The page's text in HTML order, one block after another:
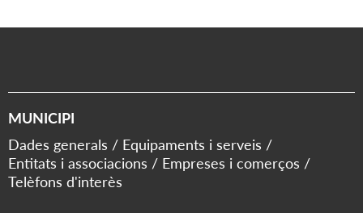
MUNICIPI
Dades generals
Equipaments i serveis
Entitats i associacions
Empreses i comerços
Telèfons d'interès